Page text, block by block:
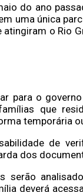
do ano
uma única
o Rio
para o
que
temporária
de
dos
deverá